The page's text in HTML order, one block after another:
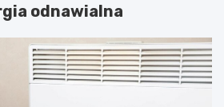
odnawialna